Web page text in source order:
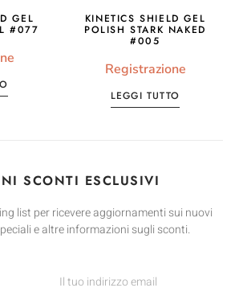
GEL
#077
KINETICS SHIELD GEL
POLISH STARK NAKED
#005
Registrazione
LEGGI TUTTO
SCONTI ESCLUSIVI
list per ricevere aggiornamenti sui nuovi
e altre informazioni sugli sconti.